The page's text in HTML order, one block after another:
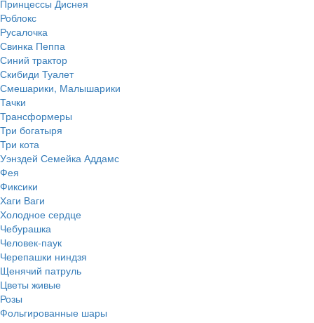
Принцессы Диснея
Роблокс
Русалочка
Свинка Пеппа
Синий трактор
Скибиди Туалет
Смешарики, Малышарики
Тачки
Трансформеры
Три богатыря
Три кота
Уэнздей Семейка Аддамс
Фея
Фиксики
Хаги Ваги
Холодное сердце
Чебурашка
Человек-паук
Черепашки ниндзя
Щенячий патруль
Цветы живые
Розы
Фольгированные шары